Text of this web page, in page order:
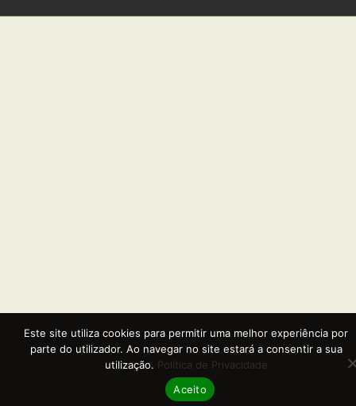
Este site utiliza cookies para permitir uma melhor experiência por
parte do utilizador. Ao navegar no site estará a consentir a sua
utilização. Política de Privacidade
Aceito